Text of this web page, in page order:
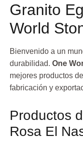
Granito
World
Bienvenido a un
durabilidad. One
mejores productos
fabricación y
Productos
Rosa El